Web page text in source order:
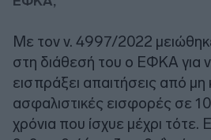
Με τον ν. 4997/2022
στη διάθεσή του ο ΕΦΚΑ για
εισπράξει απαιτήσεις από
ασφαλιστικές εισφορές σε
χρόνια που ίσχυε μέχρι τότε.